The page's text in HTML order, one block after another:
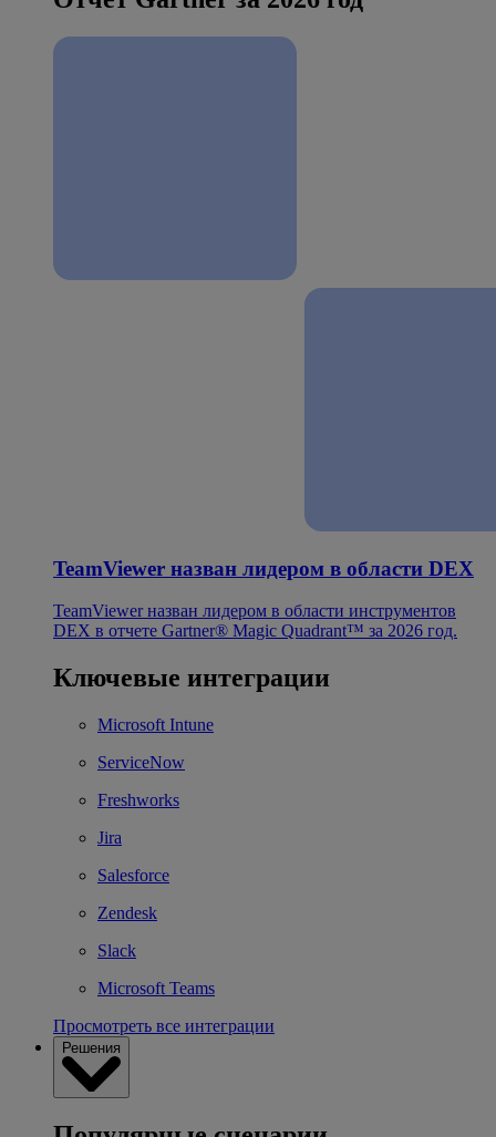
TeamViewer назван лидером в области DEX
TeamViewer назван лидером в области инструментов
DEX в отчете Gartner® Magic Quadrant™ за 2026 год.
Ключевые интеграции
Microsoft Intune
ServiceNow
Freshworks
Jira
Salesforce
Zendesk
Slack
Microsoft Teams
Просмотреть все интеграции
Решения